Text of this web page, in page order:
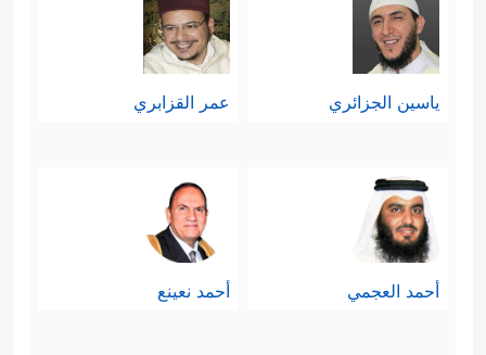
ياسين الجزائري عمر القزابري
أحمد العجمي أحمد نعينع